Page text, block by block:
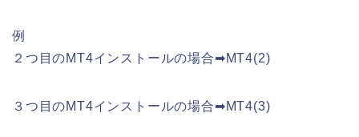
例
２つ目のMT4インストールの場合➡MT4(2)
３つ目のMT4インストールの場合➡MT4(3)